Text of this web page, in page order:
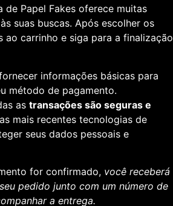
de Papel Fakes oferece muitas
suas buscas. Após escolher os
ao carrinho e siga para a finalização
informações básicas para
método de pagamento.
as transações são seguras e
mais recentes tecnologias de
seus dados pessoais e
for confirmado, você receberá
pedido junto com um número de
a entrega.